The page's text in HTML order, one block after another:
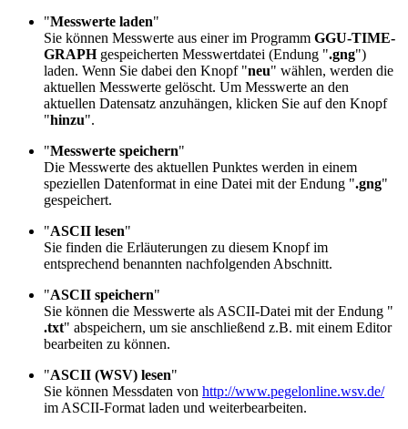
"Messwerte laden"
Sie können Messwerte aus einer im Programm GGU-TIME-
GRAPHgespeicherten Messwertdatei (Endung ".gng")
laden. Wenn Sie dabei den Knopf "neu" wählen, werden die
aktuellen Messwerte gelöscht. Um Messwerte an den
aktuellen Datensatz anzuhängen, klicken Sie auf den Knopf
"hinzu".
"Messwerte speichern"
Die Messwerte des aktuellen Punktes werden in einem
speziellen Datenformat in eine Datei mit der Endung ".gng"
gespeichert.
"ASCII lesen"
Sie finden die Erläuterungen zu diesem Knopf im
entsprechend benannten nachfolgenden Abschnitt.
"ASCII speichern"
Sie können die Messwerte als ASCII-Datei mit der Endung "
.txt" abspeichern, um sie anschließend z.B. mit einem Editor
bearbeiten zu können.
"ASCII (WSV) lesen"
Sie können Messdaten von http://www.pegelonline.wsv.de/
im ASCII-Format laden und weiterbearbeiten.